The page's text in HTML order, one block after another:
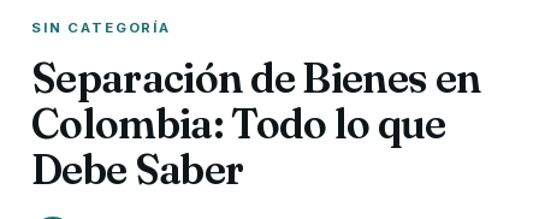
SIN CATEGORÍA
Separación de Bienes en
Colombia: Todo lo que
Debe Saber